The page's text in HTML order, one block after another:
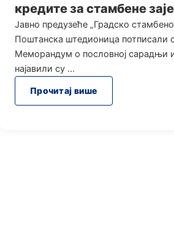
кредите за стамбене
Јавно предузеће „Градско
Поштанска штедионица потписали
Меморандум о пословној сарадњи
најавили су
Прочитај више